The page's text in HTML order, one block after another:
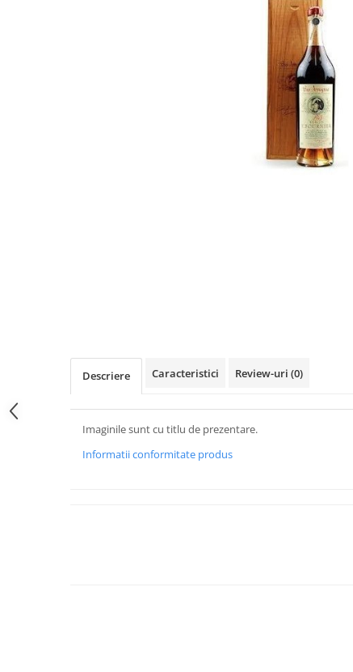
Descriere Caracteristici Review-uri (0)
Imaginile sunt cu titlu de prezentare.
Informatii conformitate produs